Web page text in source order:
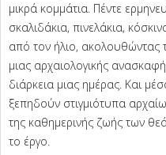
μικρά κομμάτια. Πέντε
σκαλιδάκια, πινελάκια,
από τον ήλιο, ακολουθώντας
μιας αρχαιολογικής
διάρκεια μιας ημέρας. Και
ξεπηδούν στιγμιότυπα
της καθημερινής ζωής των
το έργο.